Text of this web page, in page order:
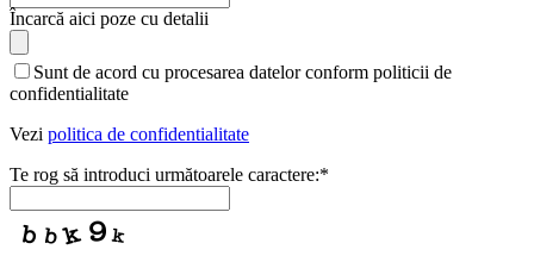
Încarcă aici poze cu detalii
Sunt de acord cu procesarea datelor conform politicii de
confidentialitate
Vezi politica de confidentialitate
Te rog să introduci următoarele caractere:*